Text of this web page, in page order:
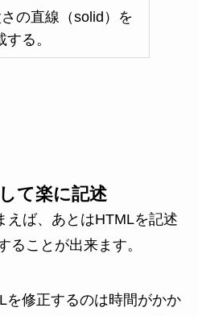
の直線（solid）を
る。
て楽に記述
えば、あとはHTMLを記述
ることが出来ます。
を修正するのは時間がかか